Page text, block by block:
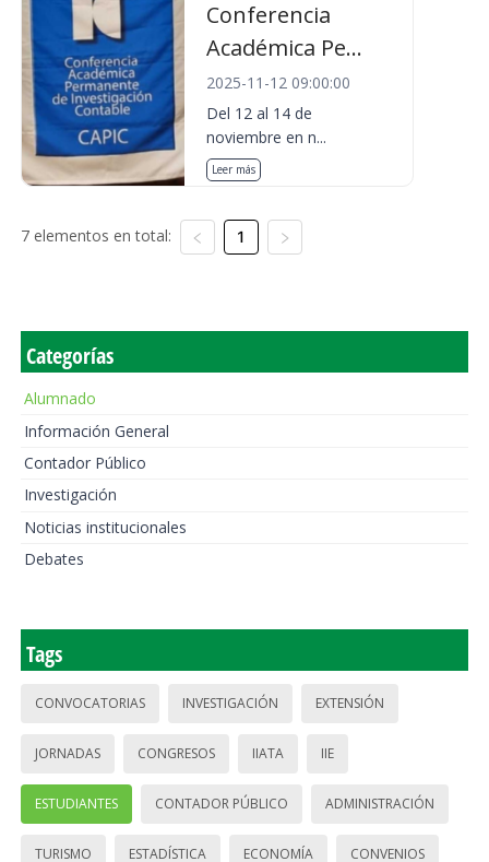
Conferencia
Académica Pe...
2025-11-12 09:00:00
Del 12 al 14 de
noviembre en n...
Leer más
7 elementos en total: 1
Categorías
Alumnado
Información General
Contador Público
Investigación
Noticias institucionales
Debates
Tags
CONVOCATORIAS INVESTIGACIÓN EXTENSIÓN
JORNADAS CONGRESOS IIATA IIE
ESTUDIANTES CONTADOR PÚBLICO ADMINISTRACIÓN
TURISMO ESTADÍSTICA ECONOMÍA CONVENIOS